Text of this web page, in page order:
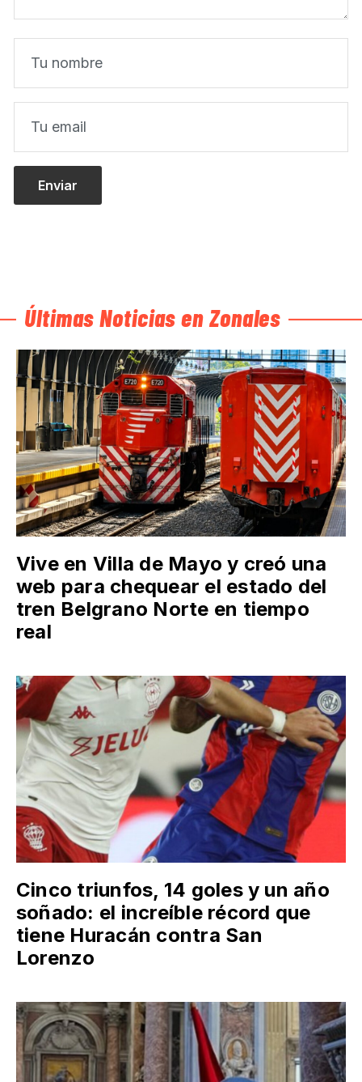
Últimas Noticias en Zonales
Vive en Villa de Mayo y creó una
web para chequear el estado del
tren Belgrano Norte en tiempo
real
Cinco triunfos, 14 goles y un año
soñado: el increíble récord que
tiene Huracán contra San
Lorenzo